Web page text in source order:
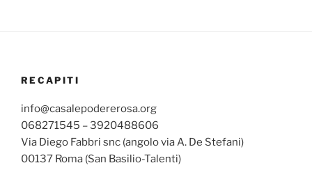
RECAPITI
info@casalepodererosa.org
068271545 – 3920488606
Via Diego Fabbri snc (angolo via A. De Stefani)
00137 Roma (San Basilio-Talenti)